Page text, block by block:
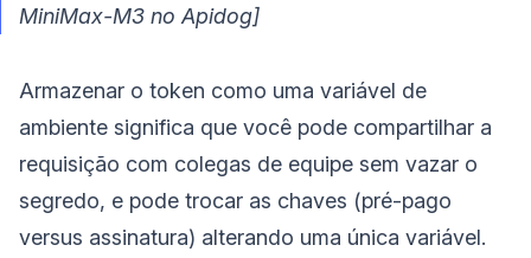
MiniMax-M3 no Apidog]
Armazenar o token como uma variável de
ambiente significa que você pode compartilhar a
requisição com colegas de equipe sem vazar o
segredo, e pode trocar as chaves (pré-pago
versus assinatura) alterando uma única variável.